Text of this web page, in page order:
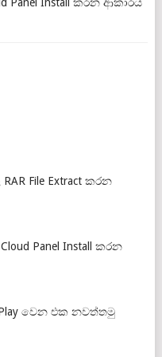
File Extract කරන
Panel Install කරන
වෙන එක නවත්තමු